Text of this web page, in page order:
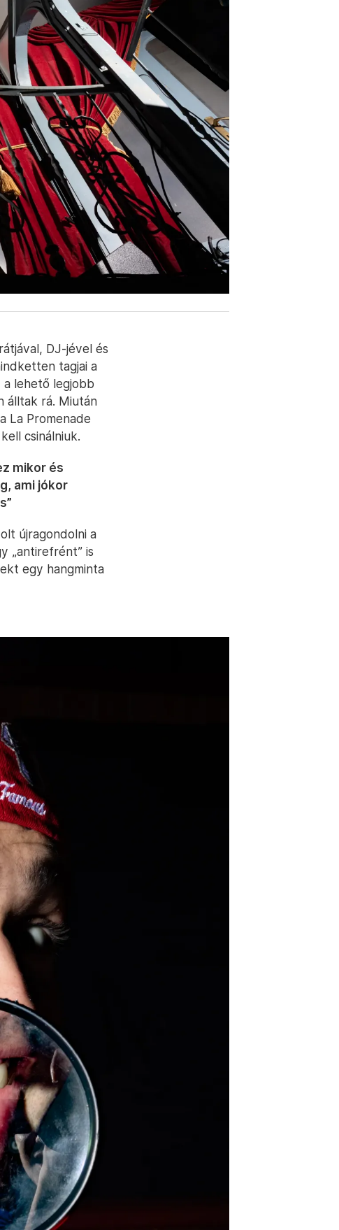
DJ-jével és
tagjai a
a lehető legjobb
álltak rá. Miután
La Promenade
csinálniuk.
mikor és
ami jókor
újragondolni a
„antirefrént” is
egy hangminta